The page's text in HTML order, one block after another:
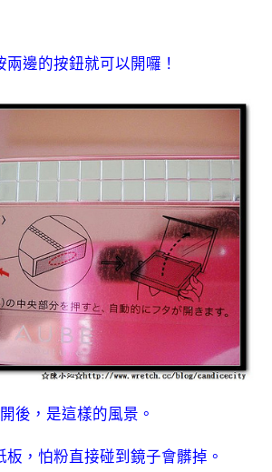
兩邊的按鈕就可以開囉！
後，是這樣的風景。
板，怕粉直接碰到鏡子會髒掉。